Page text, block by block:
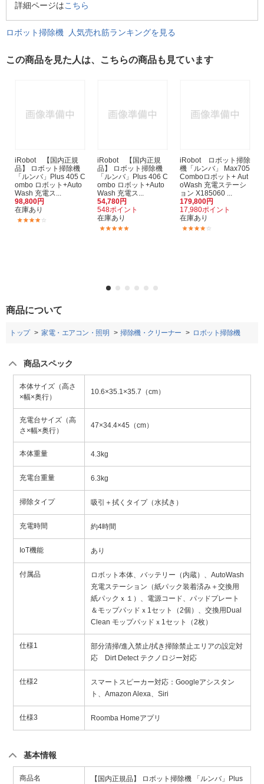
詳細ページはこちら
ロボット掃除機 人気売れ筋ランキングを見る
この商品を見た人は、こちらの商品も見ています
iRobot 【国内正規
品】 ロボット掃除機
「ルンバ」Plus 405 C
ombo ロボット+Auto
Wash 充電ス...
98,800円
在庫あり
iRobot 【国内正規
品】 ロボット掃除機
「ルンバ」Plus 406 C
ombo ロボット+Auto
Wash 充電ス...
54,780円
548ポイント
在庫あり
iRobot ロボット掃除
機「ルンバ」 Max705
Comboロボット+ Aut
oWash 充電ステーシ
ョン X185060 ...
179,800円
17,980ポイント
在庫あり
商品について
トップ 家電・エアコン・照明 掃除機・クリーナー ロボット掃除機
商品スペック
本体サイズ（高さ
×幅×奥行）
10.6×35.1×35.7（cm）
充電台サイズ（高
さ×幅×奥行）
47×34.4×45（cm）
本体重量 4.3kg
充電台重量 6.3kg
掃除タイプ 吸引＋拭くタイプ（水拭き）
充電時間 約4時間
IoT機能 あり
付属品
ロボット本体、バッテリー（内蔵）、AutoWash
充電ステーション（紙パック装着済み＋交換用
紙パックｘ１）、電源コード、パッドプレート
＆モップパッドｘ1セット（2個）、交換用Dual
Clean モップパッドｘ1セット（2枚）
仕様1
部分清掃/進入禁止/拭き掃除禁止エリアの設定対
応 Dirt Detect テクノロジー対応
仕様2
スマートスピーカー対応：Googleアシスタン
ト、Amazon Alexa、Siri
仕様3 Roomba Homeアプリ
基本情報
商品名 【国内正規品】 ロボット掃除機 「ルンバ」Plus